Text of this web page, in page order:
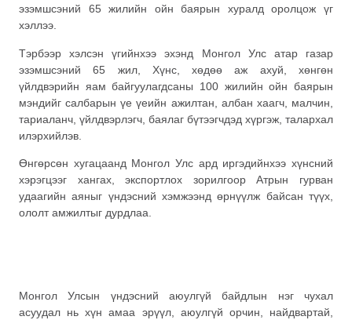
эзэмшсэний 65 жилийн ойн баярын хуралд оролцож үг
хэллээ.
Тэрбээр хэлсэн үгийнхээ эхэнд Монгол Улс атар газар
эзэмшсэний 65 жил, Хүнс, хөдөө аж ахуй, хөнгөн
үйлдвэрийн яам байгуулагдсаны 100 жилийн ойн баярын
мэндийг салбарын үе үеийн ажилтан, албан хаагч, малчин,
тариаланч, үйлдвэрлэгч, баялаг бүтээгчдэд хүргэж, талархал
илэрхийлэв.
Өнгөрсөн хугацаанд Монгол Улс ард иргэдийнхээ хүнсний
хэрэгцээг хангах, экспортлох зорилгоор Атрын гурван
удаагийн аяныг үндэсний хэмжээнд өрнүүлж байсан түүх,
ололт амжилтыг дурдлаа.
Монгол Улсын үндэсний аюулгүй байдлын нэг чухал
асуудал нь хүн амаа эрүүл, аюулгүй орчин, найдвартай,